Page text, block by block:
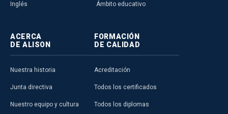
Inglés Ámbito educativo
ACERCA
DE ALISON
Nuestra historia
Junta directiva
Nuestro equipo y cultura
FORMACIÓN
DE CALIDAD
Acreditación
Todos los certificados
Todos los diplomas